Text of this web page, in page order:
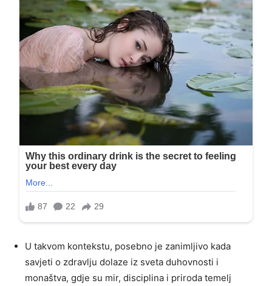
U takvom kontekstu, posebno je zanimljivo kada
savjeti o zdravlju dolaze iz sveta duhovnosti i
monaštva, gdje su mir, disciplina i priroda temelj